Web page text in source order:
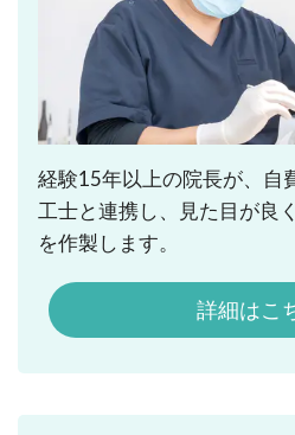
経験15年以上の院長が、自
工士と連携し、見た目が良
を作製します。
詳細はこ